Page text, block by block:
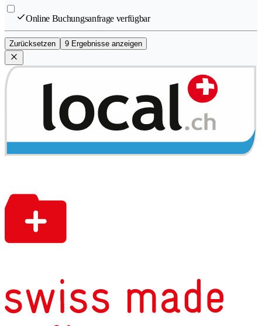
Online Buchungsanfrage verfügbar
Zurücksetzen 9 Ergebnisse anzeigen